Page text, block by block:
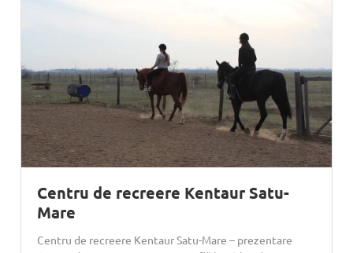
Centru de recreere Kentaur Satu-
Mare
Centru de recreere Kentaur Satu-Mare – prezentare